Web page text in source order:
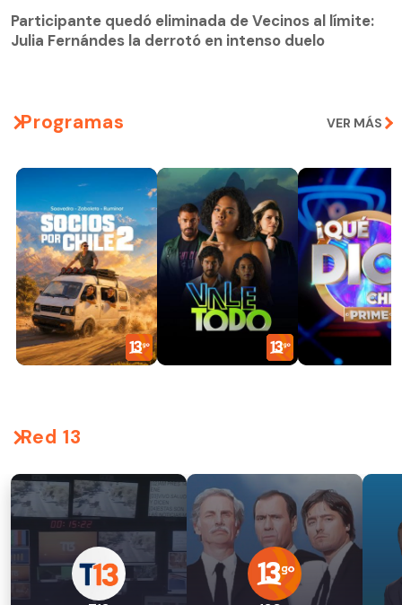
Julia Fernándes la derrotó en intenso duelo
Participante quedó eliminada de Vecinos al límite:
Julia Fernándes la derrotó en intenso duelo
Programas VER MÁS
Red 13